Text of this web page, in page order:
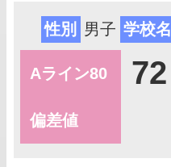
性別 男子 学校名
Aライン80
偏差値
72